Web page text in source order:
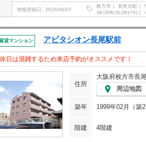
情報登録日 2026/08/07
枚方市 長尾元町
3K/3DK/3LDK(+S)
貸マンション アビタシオン長尾駅前
休日は混雑するため来店予約がオススメです！
住所
大阪府枚方市長
周辺地図
築年
1999年02月（築
階建 4階建